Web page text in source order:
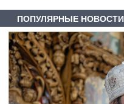
ПОПУЛЯРНЫЕ НОВОСТИ